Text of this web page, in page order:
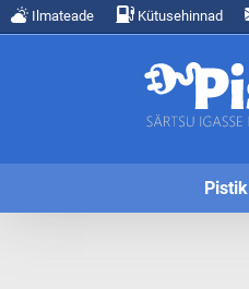
Ilmateade Kütusehinnad
Pistik